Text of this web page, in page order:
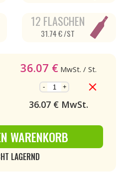
12 FLASCHEN
31.74 € /ST
36.07 € MwSt. / St.
- +
36.07€ MwSt.
WARENKORB
LAGERND